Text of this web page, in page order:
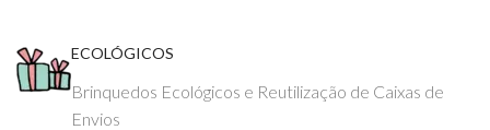
ECOLÓGICOS
Brinquedos Ecológicos e Reutilização de Caixas de
Envios